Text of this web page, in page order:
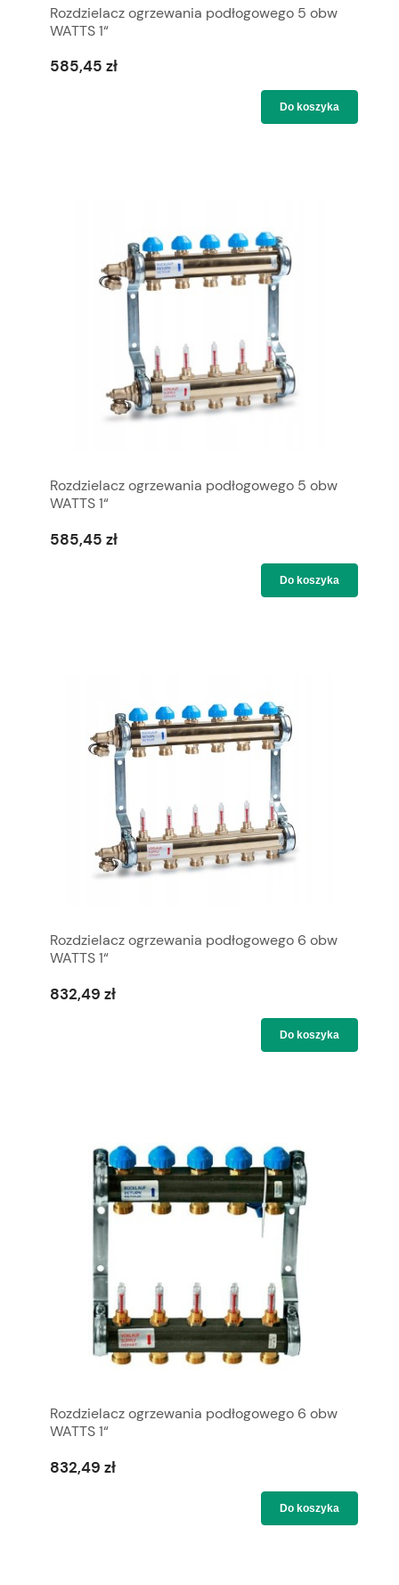
Rozdzielacz ogrzewania podłogowego 5 obw
WATTS 1“
585,45 zł
Do koszyka
Rozdzielacz ogrzewania podłogowego 5 obw
WATTS 1“
585,45 zł
Do koszyka
Rozdzielacz ogrzewania podłogowego 6 obw
WATTS 1“
832,49 zł
Do koszyka
Rozdzielacz ogrzewania podłogowego 6 obw
WATTS 1“
832,49 zł
Do koszyka